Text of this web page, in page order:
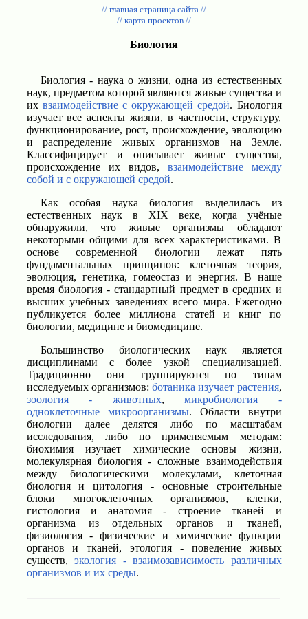
// главная страница сайта //
// карта проектов //
Биология
Биология - наука о жизни, одна из естественных
наук, предметом которой являются живые существа и
их взаимодействие с окружающей средой. Биология
изучает все аспекты жизни, в частности, структуру,
функционирование, рост, происхождение, эволюцию
и распределение живых организмов на Земле.
Классифицирует и описывает живые существа,
происхождение их видов, взаимодействие между
собой и с окружающей средой.
Как особая наука биология выделилась из
естественных наук в XIX веке, когда учёные
обнаружили, что живые организмы обладают
некоторыми общими для всех характеристиками. В
основе современной биологии лежат пять
фундаментальных принципов: клеточная теория,
эволюция, генетика, гомеостаз и энергия. В наше
время биология - стандартный предмет в средних и
высших учебных заведениях всего мира. Ежегодно
публикуется более миллиона статей и книг по
биологии, медицине и биомедицине.
Большинство биологических наук является
дисциплинами с более узкой специализацией.
Традиционно они группируются по типам
исследуемых организмов: ботаника изучает растения,
зоология - животных, микробиология -
одноклеточные микроорганизмы. Области внутри
биологии далее делятся либо по масштабам
исследования, либо по применяемым методам:
биохимия изучает химические основы жизни,
молекулярная биология - сложные взаимодействия
между биологическими молекулами, клеточная
биология и цитология - основные строительные
блоки многоклеточных организмов, клетки,
гистология и анатомия - строение тканей и
организма из отдельных органов и тканей,
физиология - физические и химические функции
органов и тканей, этология - поведение живых
существ, экология - взаимозависимость различных
организмов и их среды.